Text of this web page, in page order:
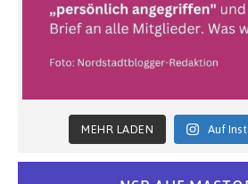
MEHR LADEN Auf